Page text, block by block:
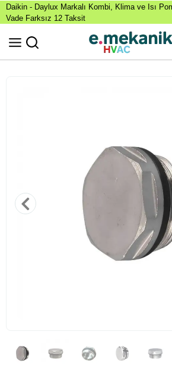
Daikin - Daylux Markalı Kombi, Klima ve Isı
Vade Farksız 12 Taksit